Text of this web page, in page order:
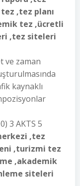
,tez planı
tez ,ücretli
,tez siteleri
ve zaman
kaynaklı
3 AKTS 5
,tez
,turizmi tez
,akademik
siteleri